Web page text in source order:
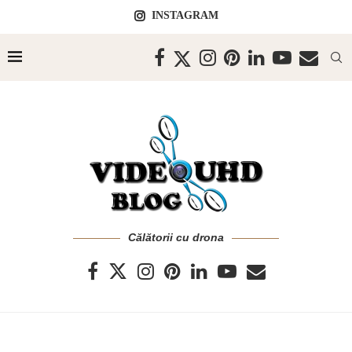
INSTAGRAM
Călătorii cu drona